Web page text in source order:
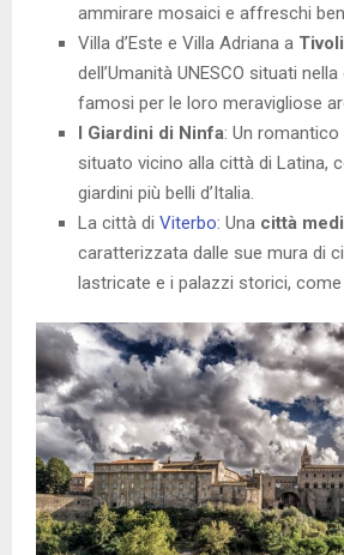
ammirare mosaici e affreschi
Villa d’Este e Villa Adriana a Tivoli
dell’Umanità UNESCO situati
famosi per le loro meravigliose
I Giardini di Ninfa: Un romantico
situato vicino alla città di Latina,
giardini più belli d’Italia.
La città di Viterbo: Una città
caratterizzata dalle sue mura di
lastricate e i palazzi storici, come